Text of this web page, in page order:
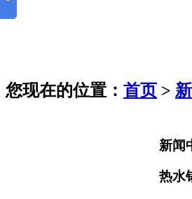
您现在的位置： 首页 >
新闻
热水